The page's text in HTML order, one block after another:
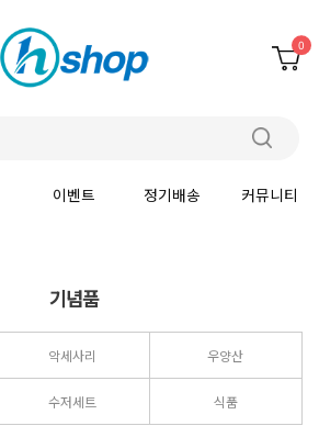
0
이벤트 정기배송 커뮤니티
기념품
악세사리 우양산
수저세트 식품